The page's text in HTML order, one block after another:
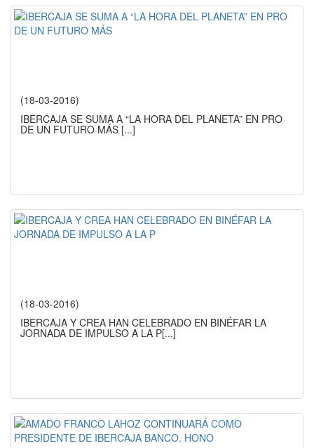
(18-03-2016)
IBERCAJA SE SUMA A “LA HORA DEL PLANETA” EN PRO
DE UN FUTURO MÁS [...]
(18-03-2016)
IBERCAJA Y CREA HAN CELEBRADO EN BINÉFAR LA
JORNADA DE IMPULSO A LA P[...]